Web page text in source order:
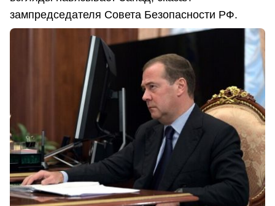
зампредседателя Совета Безопасности РФ.